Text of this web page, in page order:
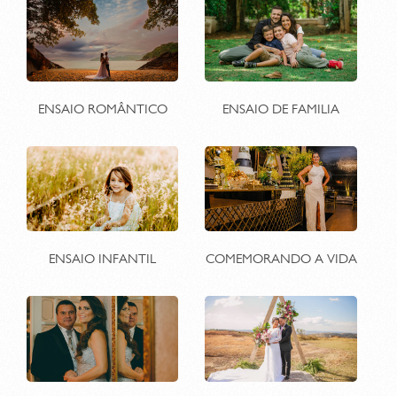
ENSAIO ROMÂNTICO ENSAIO DE FAMILIA
ENSAIO INFANTIL COMEMORANDO A VIDA